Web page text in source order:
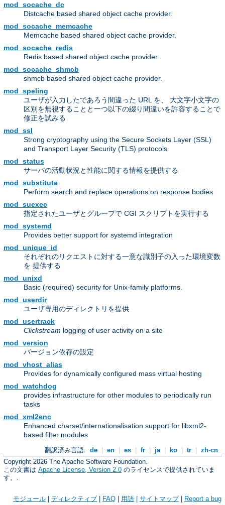
mod_socache_dc
Distcache based shared object cache provider.
mod_socache_memcache
Memcache based shared object cache provider.
mod_socache_redis
Redis based shared object cache provider.
mod_socache_shmcb
shmcb based shared object cache provider.
mod_speling
ユーザが入力したであろう間違った URL を、 大文字小文字の
区別を無視することと一つ以下の綴り間違いを許容することで
修正を試みる
mod_ssl
Strong cryptography using the Secure Sockets Layer (SSL)
and Transport Layer Security (TLS) protocols
mod_status
サーバの活動状況と性能に関する情報を提供する
mod_substitute
Perform search and replace operations on response bodies
mod_suexec
指定されたユーザとグループで CGI スクリプトを実行する
mod_systemd
Provides better support for systemd integration
mod_unique_id
それぞれのリクエストに対する一意な識別子の入った環境変数
を 提供する
mod_unixd
Basic (required) security for Unix-family platforms.
mod_userdir
ユーザ専用のディレクトリを提供
mod_usertrack
Clickstream logging of user activity on a site
mod_version
バージョン依存の設定
mod_vhost_alias
Provides for dynamically configured mass virtual hosting
mod_watchdog
provides infrastructure for other modules to periodically run
tasks
mod_xml2enc
Enhanced charset/internationalisation support for libxml2-
based filter modules
翻訳済み言語: de en es fr ja ko tr
zh-cn
Copyright 2026 The Apache Software Foundation.
この文書は Apache License, Version 2.0 のライセンスで提供されていま
す。.
モジュール | ディレクティブ | FAQ | 用語 | サイトマップ| Report a bug